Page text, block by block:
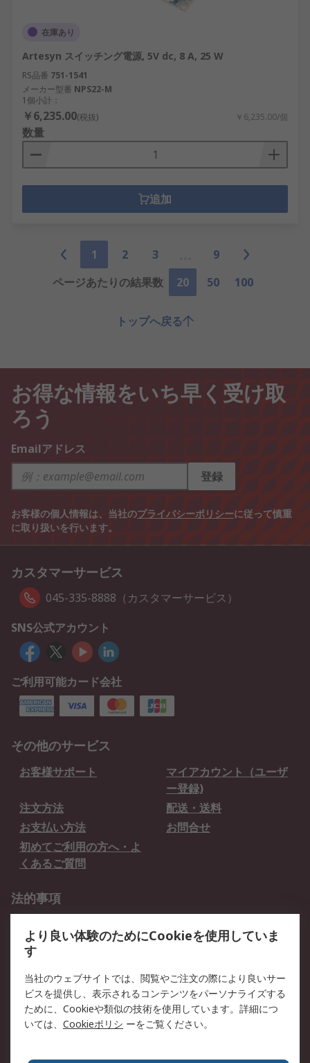
在庫あり
Artesyn スイッチング電源, 5V dc, 8 A, 25 W
RS品番 751-1541
メーカー型番 NPS22-M
1個小計：
￥6,235.00(税抜) ￥6,235.00/個
数量
追加
1 2 3
9
ページあたりの結果数
20 50 100
トップへ戻る
お得な情報をいち早く受け取
ろう
Emailアドレス
登録
お客様の個人情報は、当社のプライバシーポリシーに従って慎重
に取り扱いを行います。
カスタマーサービス
045-335-8888（カスタマーサービス）
SNS公式アカウント
ご利用可能カード会社
その他のサービス
お客様サポート
マイアカウント（ユーザ
ー登録)
注文方法
配送・送料
お支払い方法
お問合せ
初めてご利用の方へ・よ
くあるご質問
法的事項
クッキーポリシー
RSについて
会社概要
採用情報
プレスリリース＆お知ら
コーポレートサイト
より良い体験のためにCookieを使用していま
す
当社のウェブサイトでは、閲覧やご注文の際により良いサー
ビスを提供し、表示されるコンテンツをパーソナライズする
ために、Cookieや類似の技術を使用しています。詳細につ
いては、 Cookieポリシ ーをご覧ください。